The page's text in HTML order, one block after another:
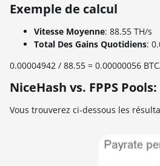
Exemple de calcul
Vitesse Moyenne: 88.55 TH/s
Total Des Gains Quotidiens:
0.00004942 / 88.55 = 0.00000056
NiceHash vs. FPPS
Vous trouverez ci-dessous les